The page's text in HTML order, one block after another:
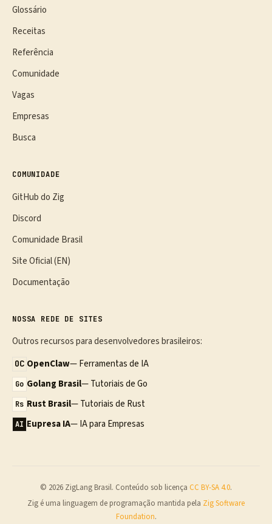
Glossário
Receitas
Referência
Comunidade
Vagas
Empresas
Busca
COMUNIDADE
GitHub do Zig
Discord
Comunidade Brasil
Site Oficial (EN)
Documentação
NOSSA REDE DE SITES
Outros recursos para desenvolvedores brasileiros:
OC OpenClaw— Ferramentas de IA
Go Golang Brasil— Tutoriais de Go
Rs Rust Brasil— Tutoriais de Rust
AI Eupresa IA— IA para Empresas
© 2026 ZigLang Brasil. Conteúdo sob licença CC BY-SA 4.0.
Zig é uma linguagem de programação mantida pela Zig Software
Foundation.